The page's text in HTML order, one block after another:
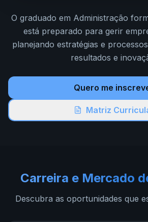
O graduado em Administração
está preparado para gerir
planejando estratégias e
resultados e
Quero me
Matriz
Carreira e Mercado
Descubra as oportunidades que